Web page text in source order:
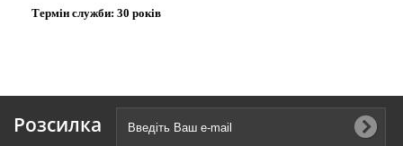
Термін служби: 30 років
Розсилка